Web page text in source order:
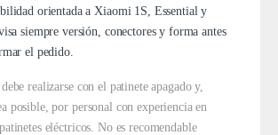
orientada a Xiaomi 1S, Essential y
siempre versión, conectores y forma antes
el pedido.
realizarse con el patinete apagado y,
posible, por personal con experiencia en
eléctricos. No es recomendable